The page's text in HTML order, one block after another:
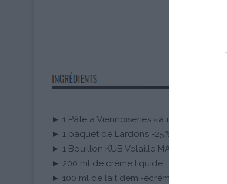
► 1 Pâte à Viennoiseries «à ma façon»
► 1 paquet de Lardons -25% de Sel
► 1 Bouillon KUB Volaille MAGGI®
► 200 ml de crème liquide
► 100 ml de lait demi-écrémé UHT